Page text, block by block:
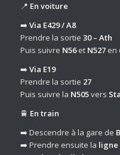
📍 En voiture
➡️ Via E429 / A8
Prendre la sortie 30 – Ath
Puis suivre N56et N527en
➡️ Via E19
Prendre la sortie 27
Puis suivre la N505vers
🚆 En train
➡️ Descendre à la gare de
➡️ Prendre ensuite la ligne